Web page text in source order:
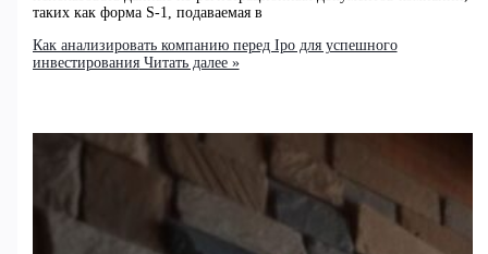
таких как форма S-1, подаваемая в
Как анализировать компанию перед Ipo для успешного
инвестированияЧитать далее »